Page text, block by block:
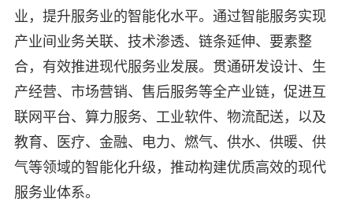
业，提升服务业的智能化水平。通过智能服务实现
产业间业务关联、技术渗透、链条延伸、要素整
合，有效推进现代服务业发展。贯通研发设计、生
产经营、市场营销、售后服务等全产业链，促进互
联网平台、算力服务、工业软件、物流配送，以及
教育、医疗、金融、电力、燃气、供水、供暖、供
气等领域的智能化升级，推动构建优质高效的现代
服务业体系。